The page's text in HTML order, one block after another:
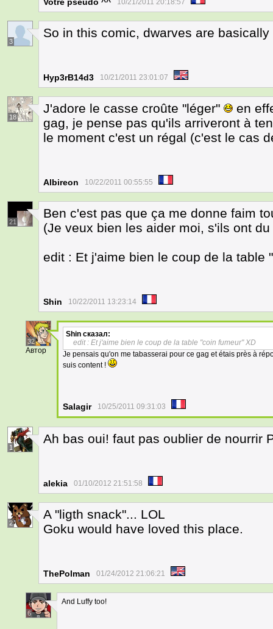
10/21/2011 20:18:57
3
So in this comic, dwarves are basically
Hyp3rB14d3 10/21/2011 23:01:07
18
J'adore le casse croûte "léger"
en
gag, je pense pas qu'ils arriveront à
le moment c'est un régal (c'est le cas
Albireon 10/22/2011 00:55:55
21
Ben c'est pas que ça me donne faim
(Je veux bien les aider moi, s'ils ont
edit : Et j'aime bien le coup de la table
Shin 10/22/2011 13:23:14
32
Автор
Shin сказал:
edit : Et j'aime bien le coup de la table "coin fumeur" XD
Je pensais qu'on me tabasserai pour ce gag et étais près à
suis content !
Salagir 10/25/2011 09:31:03
1
Ah bas oui! faut pas oublier de nourrir
alekia 01/10/2012 21:51:58
2
A "ligth snack"... LOL
Goku would have loved this place.
ThePolman 01/24/2012 21:06:21
6
And Luffy too!